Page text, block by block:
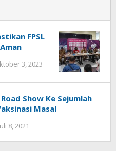
FPSL
3, 2023
oleh
Wesly
Tamasiro
Show Ke Sejumlah
Masal
8, 2021